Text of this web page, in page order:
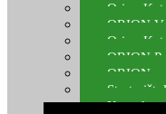
Orion
ORION
Orion
ORION
ORION
Start
Kontakt